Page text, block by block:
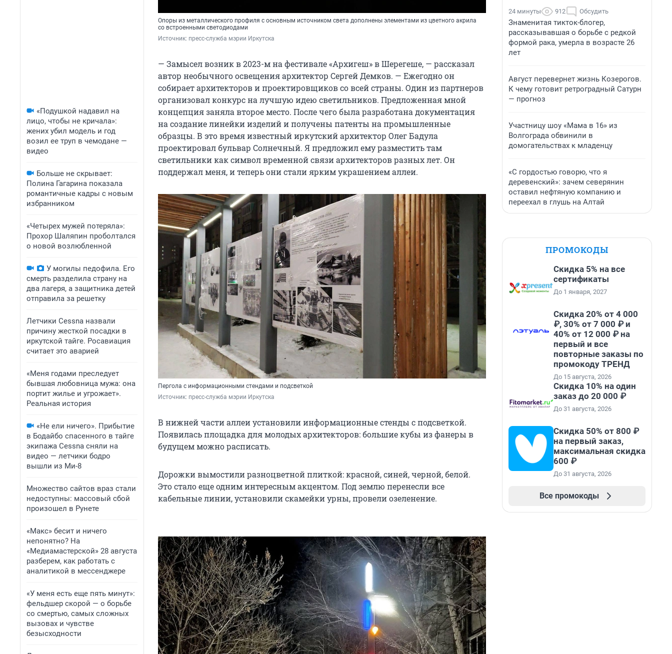
«Подушкой надавил на
лицо, чтобы не кричала»:
жених убил модель и год
возил ее труп в чемодане —
видео
Больше не скрывает:
Полина Гагарина показала
романтичные кадры с новым
избранником
«Четырех мужей потеряла»:
Прохор Шаляпин проболтался
о новой возлюбленной
У могилы педофила. Его
смерть разделила страну на
два лагеря, а защитника детей
отправила за решетку
Летчики Cessna назвали
причину жесткой посадки в
иркутской тайге. Росавиация
считает это аварией
«Меня годами преследует
бывшая любовница мужа: она
портит жилье и угрожает».
Реальная история
«Не ели ничего». Прибытие
в Бодайбо спасенного в тайге
экипажа Cessna сняли на
видео — летчики бодро
вышли из Ми-8
Множество сайтов враз стали
недоступны: массовый сбой
произошел в Рунете
«Макс» бесит и ничего
непонятно? На
«Медиамастерской» 28 августа
разберем, как работать с
аналитикой в мессенджере
«У меня есть еще пять минут»:
фельдшер скорой — о борьбе
со смертью, самых сложных
вызовах и чувстве
безысходности
Опоры из металлического профиля с основным источником света дополнены элементами из цветного акрила
со встроенными светодиодами
Источник: пресс-служба мэрии Иркутска
— Замысел возник в 2023-м на фестивале «Архигеш» в Шерегеше, — рассказал
автор необычного освещения архитектор Сергей Демков. — Ежегодно он
собирает архитекторов и проектировщиков со всей страны. Один из партнеров
организовал конкурс на лучшую идею светильников. Предложенная мной
концепция заняла второе место. После чего была разработана документация
на создание линейки изделий и получены патенты на промышленные
образцы. В это время известный иркутский архитектор Олег Бадула
проектировал бульвар Солнечный. Я предложил ему разместить там
светильники как символ временной связи архитекторов разных лет. Он
поддержал меня, и теперь они стали ярким украшением аллеи.
Пергола с информационными стендами и подсветкой
Источник: пресс-служба мэрии Иркутска
В нижней части аллеи установили информационные стенды с подсветкой.
Появилась площадка для молодых архитекторов: большие кубы из фанеры в
будущем можно расписать.
Дорожки вымостили разноцветной плиткой: красной, синей, черной, белой.
Это стало еще одним интересным акцентом. Под землю перенесли все
кабельные линии, установили скамейки урны, провели озеленение.
24 минуты 912 Обсудить
Знаменитая тикток-блогер,
рассказывавшая о борьбе с редкой
формой рака, умерла в возрасте 26
лет
Август перевернет жизнь Козерогов.
К чему готовит ретроградный Сатурн
— прогноз
Участницу шоу «Мама в 16» из
Волгограда обвинили в
домогательствах к младенцу
«С гордостью говорю, что я
деревенский»: зачем северянин
оставил нефтяную компанию и
переехал в глушь на Алтай
ПРОМОКОДЫ
Скидка 5% на все
сертификаты
До 1 января, 2027
Скидка 20% от 4 000
₽, 30% от 7 000 ₽ и
40% от 12 000 ₽ на
первый и все
повторные заказы по
промокоду ТРЕНД
До 15 августа, 2026
Скидка 10% на один
заказ до 20 000 ₽
До 31 августа, 2026
Скидка 50% от 800 ₽
на первый заказ,
максимальная скидка
600 ₽
До 31 августа, 2026
Все промокоды